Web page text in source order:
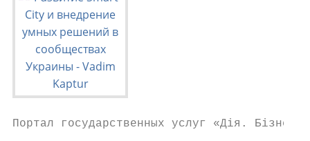
Портал государственных услуг «Дія. Бізнес»